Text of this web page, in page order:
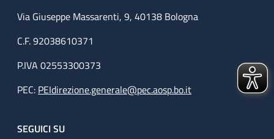
Via Giuseppe Massarenti, 9, 40138 Bologna
C.F. 92038610371
P.IVA 02553300373
PEC: PEIdirezione.generale@pec.aosp.bo.it
SEGUICI SU